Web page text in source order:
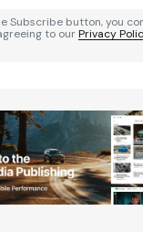
Subscribe button, you
to ourPrivacy